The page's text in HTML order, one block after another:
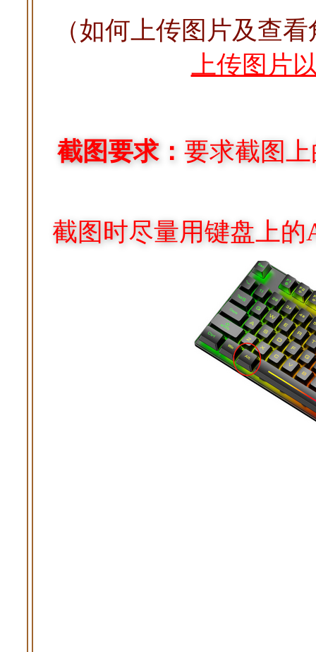
（如何上传图片及查
上传图片
截图要求： 要求截图
截图时尽量用键盘上的